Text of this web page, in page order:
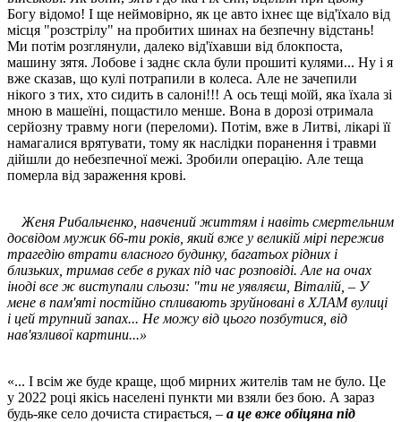
Богу відомо! І ще неймовірно, як це авто іхнеє ще від'їхало від
місця "розстрілу" на пробитих шинах на безпечну відстань!
Ми потім розглянули, далеко від'їхавши від блокпоста,
машину зятя. Лобове і заднє скла були прошиті кулями... Ну і я
вже сказав, що кулі потрапили в колеса. Але не зачепили
нікого з тих, хто сидить в салоні!!! А ось тещі моїй, яка їхала зі
мною в машеїні, пощастило менше. Вона в дорозі отримала
серйозну травму ноги (переломи). Потім, вже в Литві, лікарі її
намагалися врятувати, тому як наслідки поранення і травми
дійшли до небезпечної межі. Зробили операцію. Але теща
померла від зараження крові.
Женя Рибальченко, навчений життям і навіть смертельним
досвідом мужик 66-ти років, який вже у великій мірі пережив
трагедію втрати власного будинку, багатьох рідних і
близьких, тримав себе в руках під час розповіді. Але на очах
іноді все ж виступали сльози: "ти не уявляєш, Віталій, – У
мене в пам'яті постійно спливають зруйновані в ХЛАМ вулиці
і цей трупний запах... Не можу від цього позбутися, від
нав'язливої картини...»
«... І всім же буде краще, щоб мирних жителів там не було. Це
у 2022 році якісь населені пункти ми взяли без бою. А зараз
будь-яке село дочиста стирається, – а це вже обіцяна під